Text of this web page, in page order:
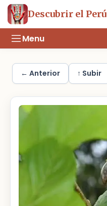
Descubrir el Perú
Menu
← Anterior ↑ Subir